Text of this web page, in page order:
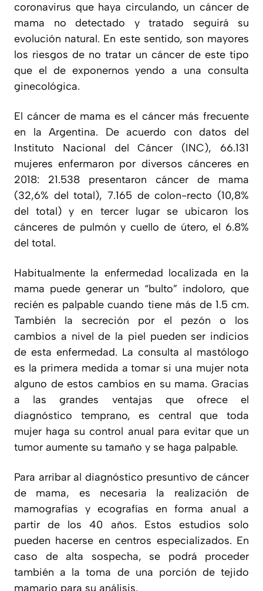
coronavirus que haya circulando, un cáncer de
mama no detectado y tratado seguirá su
evolución natural. En este sentido, son mayores
los riesgos de no tratar un cáncer de este tipo
que el de exponernos yendo a una consulta
ginecológica.
El cáncer de mama es el cáncer más frecuente
en la Argentina. De acuerdo con datos del
Instituto Nacional del Cáncer (INC), 66.131
mujeres enfermaron por diversos cánceres en
2018: 21.538 presentaron cáncer de mama
(32,6% del total), 7.165 de colon-recto (10,8%
del total) y en tercer lugar se ubicaron los
cánceres de pulmón y cuello de útero, el 6.8%
del total.
Habitualmente la enfermedad localizada en la
mama puede generar un “bulto” indoloro, que
recién es palpable cuando tiene más de 1.5 cm.
También la secreción por el pezón o los
cambios a nivel de la piel pueden ser indicios
de esta enfermedad. La consulta al mastólogo
es la primera medida a tomar si una mujer nota
alguno de estos cambios en su mama. Gracias
a las grandes ventajas que ofrece el
diagnóstico temprano, es central que toda
mujer haga su control anual para evitar que un
tumor aumente su tamaño y se haga palpable.
Para arribar al diagnóstico presuntivo de cáncer
de mama, es necesaria la realización de
mamografías y ecografías en forma anual a
partir de los 40 años. Estos estudios solo
pueden hacerse en centros especializados. En
caso de alta sospecha, se podrá proceder
también a la toma de una porción de tejido
mamario para su análisis.